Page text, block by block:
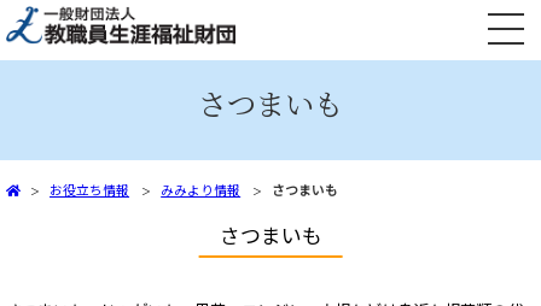
さつまいも
お役立ち情報 みみより情報 さつまいも
さつまいも